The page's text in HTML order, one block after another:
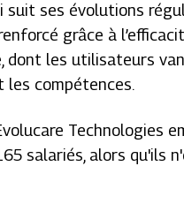
suit ses évolutions
grâce à
dont les utilisateurs
compétences.
Technologies
salariés, alors qu'ils